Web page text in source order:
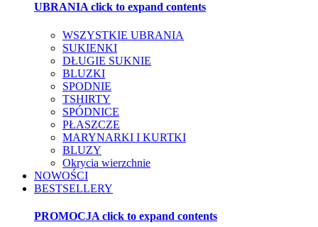
UBRANIAclick to expand contents
WSZYSTKIE UBRANIA
SUKIENKI
DŁUGIE SUKNIE
BLUZKI
SPODNIE
TSHIRTY
SPÓDNICE
PŁASZCZE
MARYNARKI I KURTKI
BLUZY
Okrycia wierzchnie
NOWOŚCI
BESTSELLERY
PROMOCJA click to expand contents